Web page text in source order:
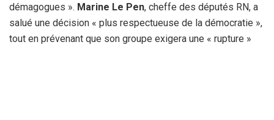
démagogues ». Marine Le Pen, cheffe des députés RN, a
salué une décision « plus respectueuse de la démocratie »,
tout en prévenant que son groupe exigera une « rupture »